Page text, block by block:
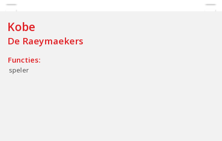
Kobe
De Raeymaekers
Functies:
speler